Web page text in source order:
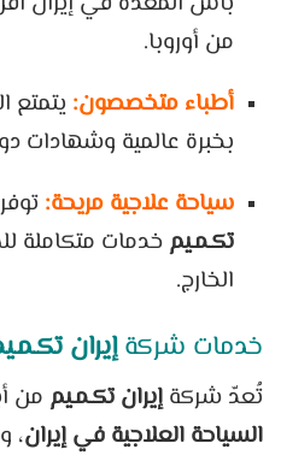
من أوروبا.
أطباء متخصصون: يتمتع
بخبرة عالمية وشهادات
سياحة علاجية مريحة:
تكـمـيم خدمات متكاملة
الخارج.
خدمات شركةإيران
تُعدّ شركة إيران تكـمـيم من
السياحة العلاجية في إيران،